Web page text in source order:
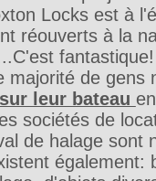
Locks est à
réouverts à la
majorité de gens
leur bateau
sociétés de
de halage sont
également: